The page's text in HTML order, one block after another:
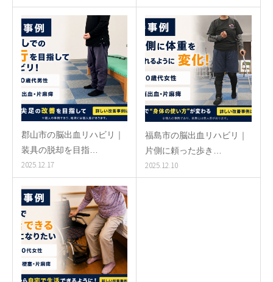
郡山市の脳出血リハビリ｜
装具の脱却を目指…
2025.12.17
福島市の脳出血リハビリ｜
片側に頼った歩き…
2025.12.10